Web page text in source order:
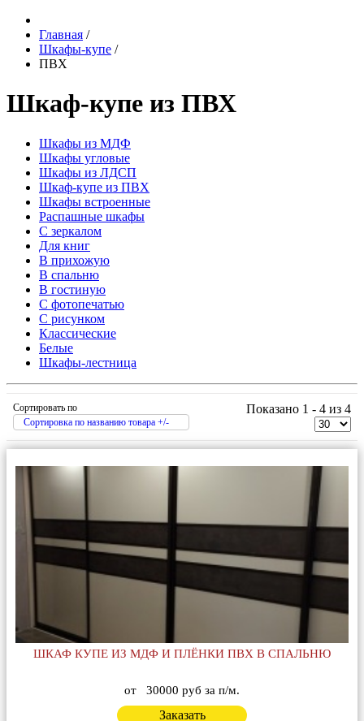
Главная /
Шкафы-купе /
ПВХ
Шкаф-купе из ПВХ
Шкафы из МДФ
Шкафы угловые
Шкафы из ЛДСП
Шкаф-купе из ПВХ
Шкафы встроенные
Распашные шкафы
С зеркалом
Для книг
В прихожую
В спальню
В гостиную
С фотопечатью
С рисунком
Классические
Белые
Шкафы-лестница
Сортировать по
Сортировка по названию товара +/-
Показано 1 - 4 из 4
ШКАФ КУПЕ ИЗ МДФ И ПЛЁНКИ ПВХ В СПАЛЬНЮ
от 30000 руб за п/м.
Заказать